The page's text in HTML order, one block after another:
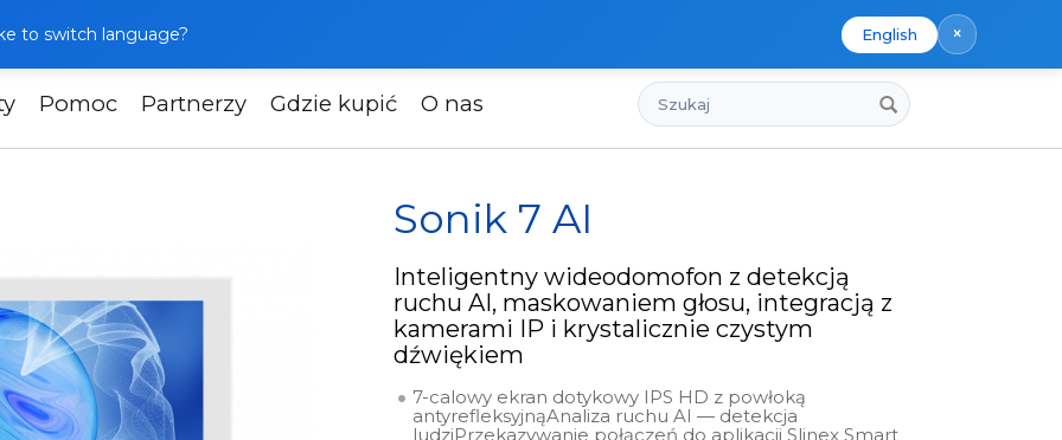
to switch language? English ×
Pomoc Partnerzy Gdzie kupić O nas Szukaj
Sonik 7 AI
Sonik 7 AI
Inteligentny wideodomofon z detekcją
ruchu AI, maskowaniem głosu, integracją z
kamerami IP i krystalicznie czystym
dźwiękiem
7-calowy ekran dotykowy IPS HD z powłoką
antyrefleksyjnąAnaliza ruchu AI — detekcja
ludziPrzekazywanie połączeń do aplikacji Slinex Smart